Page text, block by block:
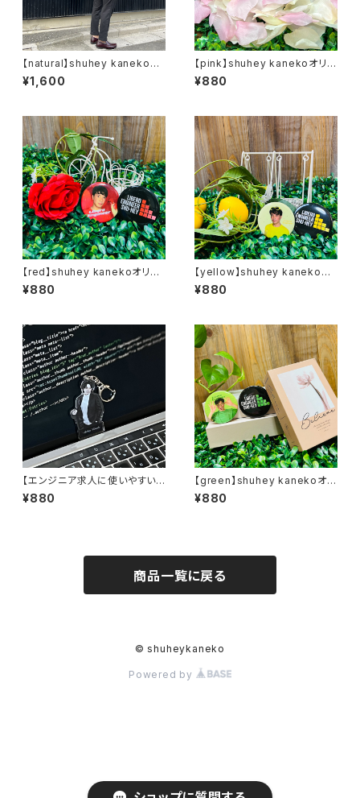
【natural】shuhey kanekoオ
リジナルトートバッグ
¥1,600
【pink】shuhey kanekoオリジ
ナル缶バッジ
¥880
【red】shuhey kanekoオリジ
ナル缶バッジ
¥880
【yellow】shuhey kanekoオ
リジナル缶バッジ
¥880
【エンジニア求人に使いやすい
素材】アクリルキーホルダー
¥880
【green】shuhey kanekoオリ
ジナル缶バッジ
¥880
商品一覧に戻る
© shuheykaneko
Powered by